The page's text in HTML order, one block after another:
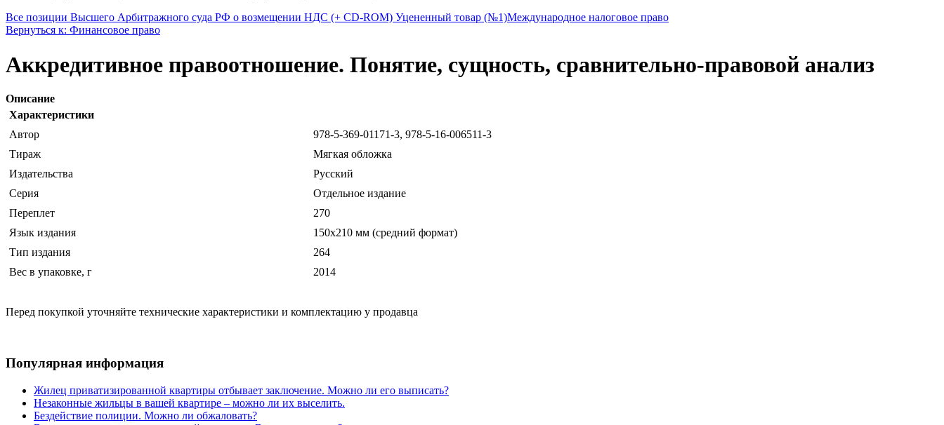
Все позиции Высшего Арбитражного суда РФ о возмещении НДС (+ CD-ROM) Уцененный товар (№1)Международное налоговое право
Вернуться к: Финансовое право
Аккредитивное правоотношение. Понятие, сущность, сравнительно-правовой анализ
Описание
Характеристики
Автор
978-5-369-01171-3, 978-5-16-006511-3
Тираж
Мягкая обложка
Издательства
Русский
Серия
Отдельное издание
Переплет
270
Язык издания
150x210 мм (средний формат)
Тип издания
264
Вес в упаковке, г
2014
Перед покупкой уточняйте технические характеристики и комплектацию у продавца
Популярная информация
Жилец приватизированной квартиры отбывает заключение. Можно ли его выписать?
Незаконные жильцы в вашей квартире – можно ли их выселить.
Бездействие полиции. Можно ли обжаловать?